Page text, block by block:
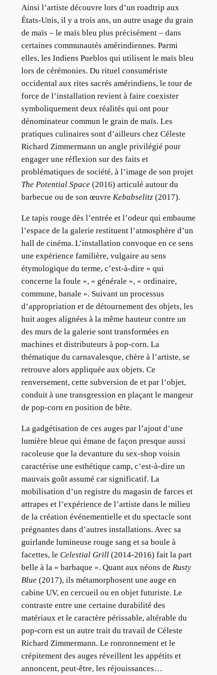
Ainsi l’artiste découvre lors d’un roadtrip aux
États-Unis, il y a trois ans, un autre usage du grain
de maïs – le maïs bleu plus précisément – dans
certaines communautés amérindiennes. Parmi
elles, les Indiens Pueblos qui utilisent le maïs bleu
lors de cérémonies. Du rituel consumériste
occidental aux rites sacrés amérindiens, le tour de
force de l’installation revient à faire coexister
symboliquement deux réalités qui ont pour
dénominateur commun le grain de maïs. Les
pratiques culinaires sont d’ailleurs chez Céleste
Richard Zimmermann un angle privilégié pour
engager une réflexion sur des faits et
problématiques de société, à l’image de son projet
The Potential Space(2016) articulé autour du
barbecue ou de son œuvre Kebabselitz(2017).
Le tapis rouge dès l’entrée et l’odeur qui embaume
l’espace de la galerie restituent l’atmosphère d’un
hall de cinéma. L’installation convoque en ce sens
une expérience familière, vulgaire au sens
étymologique du terme, c’est-à-dire « qui
concerne la foule », « générale », « ordinaire,
commune, banale ». Suivant un processus
d’appropriation et de détournement des objets, les
huit auges alignées à la même hauteur contre un
des murs de la galerie sont transformées en
machines et distributeurs à pop-corn. La
thématique du carnavalesque, chère à l’artiste, se
retrouve alors appliquée aux objets. Ce
renversement, cette subversion de et par l’objet,
conduit à une transgression en plaçant le mangeur
de pop-corn en position de bête.
La gadgétisation de ces auges par l’ajout d’une
lumière bleue qui émane de façon presque aussi
racoleuse que la devanture du sex-shop voisin
caractérise une esthétique camp, c’est-à-dire un
mauvais goût assumé car significatif. La
mobilisation d’un registre du magasin de farces et
attrapes et l’expérience de l’artiste dans le milieu
de la création événementielle et du spectacle sont
prégnantes dans d’autres installations. Avec sa
guirlande lumineuse rouge sang et sa boule à
facettes, le Celestial Grill(2014-2016) fait la part
belle à la « barbaque ». Quant aux néons de Rusty
Blue(2017), ils métamorphosent une auge en
cabine UV, en cercueil ou en objet futuriste. Le
contraste entre une certaine durabilité des
matériaux et le caractère périssable, altérable du
pop-corn est un autre trait du travail de Céleste
Richard Zimmermann. Le ronronnement et le
crépitement des auges réveillent les appétits et
annoncent, peut-être, les réjouissances…